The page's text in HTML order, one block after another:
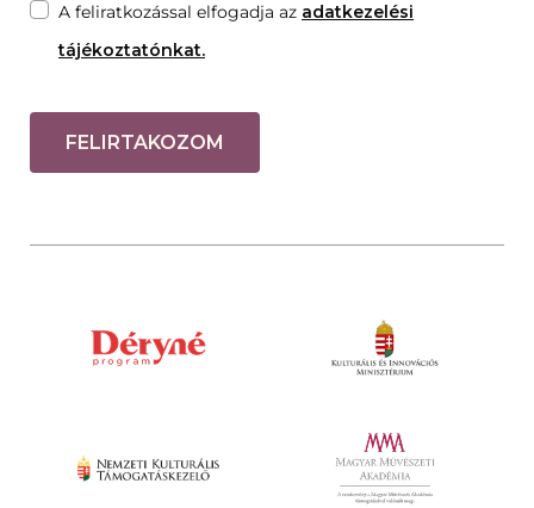
A feliratkozással elfogadja az adatkezelési
tájékoztatónkat.
FELIRTAKOZOM